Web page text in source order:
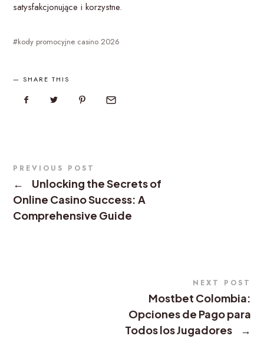
satysfakcjonujące i korzystne.
kody promocyjne casino 2026
SHARE THIS
PREVIOUS POST
←
Unlocking the Secrets of
Online Casino Success: A
Comprehensive Guide
NEXT POST
Mostbet Colombia:
Opciones de Pago para
Todos los Jugadores
→